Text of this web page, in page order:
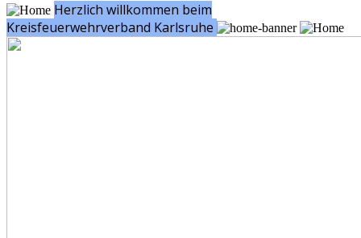
Herzlich willkommen beim
Kreisfeuerwehrverband Karlsruhe